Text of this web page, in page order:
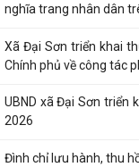
nghĩa trang nhân dân
Xã Đại Sơn triển khai
Chính phủ về công tác
UBND xã Đại Sơn triển
2026
Đình chỉ lưu hành, thu